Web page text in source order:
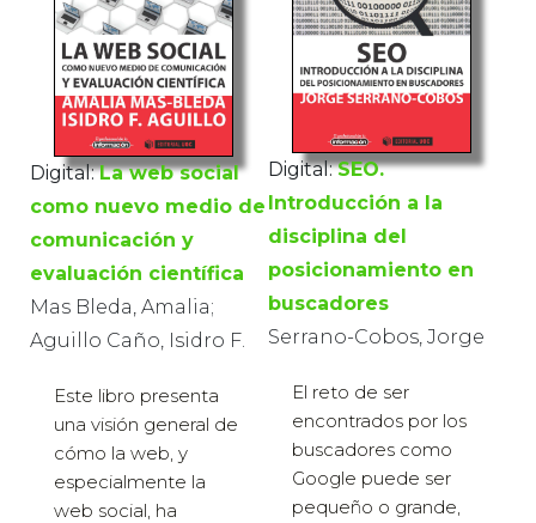
Digital: La web social
como nuevo medio de
comunicación y
evaluación científica
Mas Bleda, Amalia;
Aguillo Caño, Isidro F.
Este libro presenta
una visión general de
cómo la web, y
especialmente la
web social, ha
Digital: SEO.
Introducción a la
disciplina del
posicionamiento en
buscadores
Serrano-Cobos, Jorge
El reto de ser
encontrados por los
buscadores como
Google puede ser
pequeño o grande,